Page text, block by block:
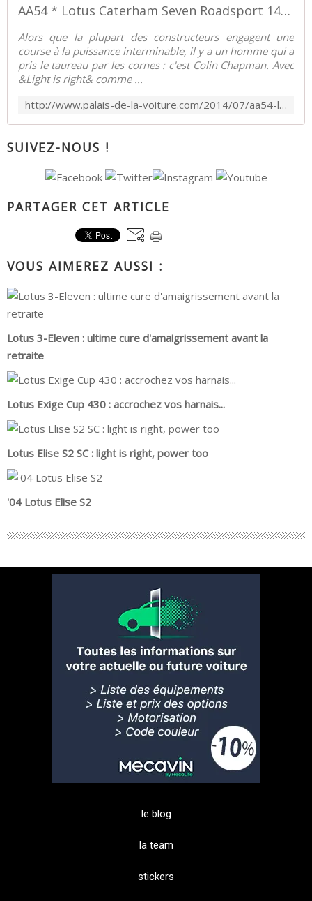
AA54 * Lotus Caterham Seven Roadsport 143 '00 - Palais-de-la-Voiture.com
Alors que la plupart des constructeurs engagent une
course à la puissance interminable, il y a un homme qui a
pris le taureau par les cornes : c'est Colin Chapman. Avec
&Light is right& comme ...
http://www.palais-de-la-voiture.com/2014/07/aa54-lotus-caterham-seven-roadsport-143-00.html
SUIVEZ-NOUS !
PARTAGER CET ARTICLE
VOUS AIMEREZ AUSSI :
Lotus 3-Eleven : ultime cure d'amaigrissement avant la
retraite
Lotus Exige Cup 430 : accrochez vos harnais...
Lotus Elise S2 SC : light is right, power too
'04 Lotus Elise S2
le blog
la team
stickers